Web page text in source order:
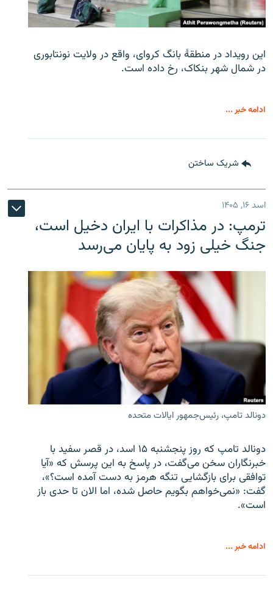
این رویداد در منطقۀ بانگ کروای، واقع در ولایت نونتابوری
در شمال شهر بنکاک، رخ داده است.
ادامه خبر ...
شریک ساختن
اسد ۱۶, ۱۴۰۵
ترمپ: در مذاکرات با ایران دخیل است،
جنگ خیلی زود به پایان می‌رسد
دونالد تامپ، رئیس‌جمهور ایالات متحده
دونالد تامپ که روز پنجشنبه ۱۵ اسد، در قصر سفید با
خبرنگاران سخن می‌گفت، در پاسخ به این پرسش که «آیا
توافقی برای بازگشایی تنگه هرمز به دست آمده است؟»،
گفت: «نمی‌خواهم بگویم حاصل شده، اما الان تا حدی باز
است».
ادامه خبر ...